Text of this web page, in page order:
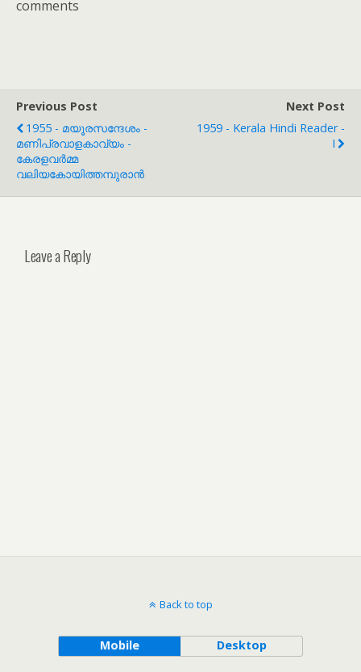
comments
Previous Post
1955 - മയൂരസന്ദേശം -
മണിപ്രവാളകാവ്യം -
കേരളവർമ്മ
വലിയകോയിത്തമ്പുരാൻ
Next Post
1959 - Kerala Hindi Reader -
I
Leave a Reply
Back to top
Mobile Desktop